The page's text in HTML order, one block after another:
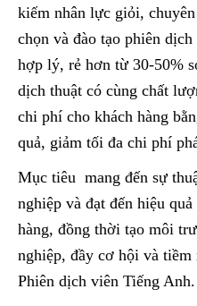
kiếm nhân lực giỏi,
chọn và đào tạo phiên
hợp lý, rẻ hơn từ 30-50%
dịch thuật có cùng chất
chi phí cho khách hàng
quả, giảm tối đa chi phí
Mục tiêu mang đến sự
nghiệp và đạt đến hiệu
hàng, đồng thời tạo môi
nghiệp, đầy cơ hội và tiềm
Phiên dịch viên Tiếng Anh.